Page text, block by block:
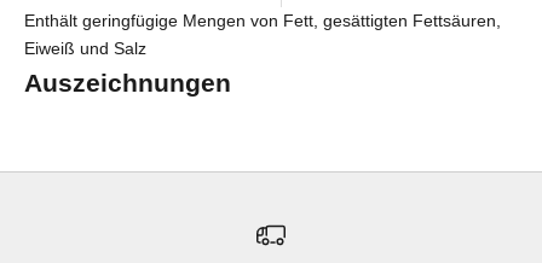
Enthält geringfügige Mengen von Fett, gesättigten Fettsäuren,
Eiweiß und Salz
Auszeichnungen